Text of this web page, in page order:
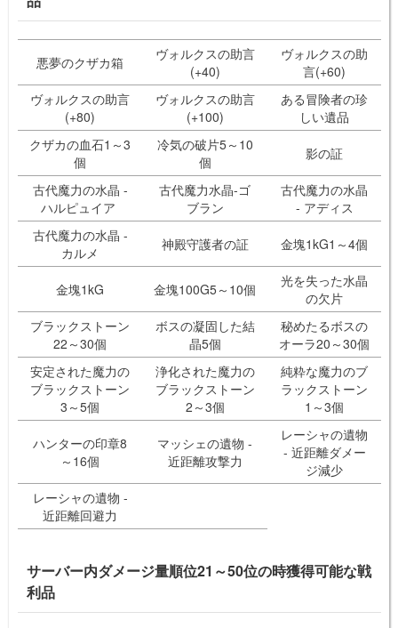
悪夢のクザカ箱
ヴォルクスの助言
(+40)
ヴォルクスの助
言(+60)
ヴォルクスの助言
(+80)
ヴォルクスの助言
(+100)
ある冒険者の珍
しい遺品
クザカの血石1～3
個
冷気の破片5～10
個
影の証
古代魔力の水晶 -
ハルピュイア
古代魔力水晶-ゴ
ブラン
古代魔力の水晶
- アディス
古代魔力の水晶 -
カルメ
神殿守護者の証 金塊1kG1～4個
金塊1kG 金塊100G5～10個
光を失った水晶
の欠片
ブラックストーン
22～30個
ボスの凝固した結
晶5個
秘めたるボスの
オーラ20～30個
安定された魔力の
ブラックストーン
3～5個
浄化された魔力の
ブラックストーン
2～3個
純粋な魔力のブ
ラックストーン
1～3個
ハンターの印章8
～16個
マッシェの遺物 -
近距離攻撃力
レーシャの遺物
- 近距離ダメー
ジ減少
レーシャの遺物 -
近距離回避力
サーバー内ダメージ量順位21～50位の時獲得可能な戦
利品